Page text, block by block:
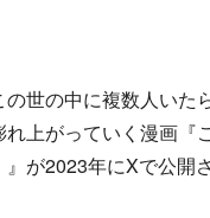
世の中に複数人いた
上がっていく漫画『
が2023年にXで公開さ